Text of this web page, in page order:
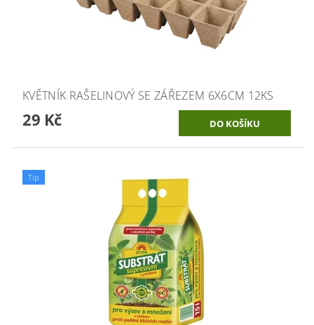
KVĚTNÍK RAŠELINOVÝ SE ZÁŘEZEM 6X6CM 12KS
29 Kč
Tip